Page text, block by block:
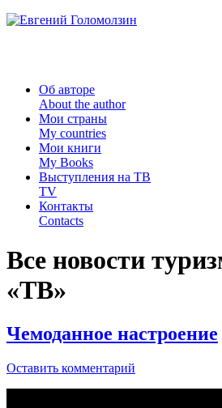
Об авторе
About the author
Мои страны
My countries
Мои книги
My Books
Выступления на ТВ
TV
Контакты
Contacts
Все новости
«ТВ»
Чемоданное настроение
Оставить комментарий